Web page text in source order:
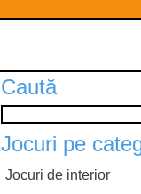
Caută
Jocuri pe
Jocuri de interior